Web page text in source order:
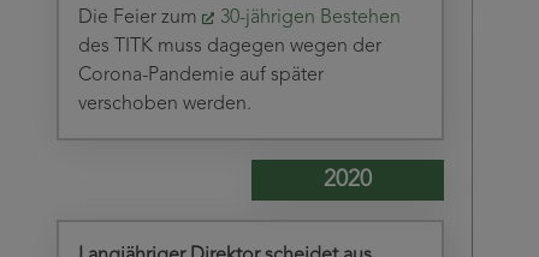
Die Feier zum
30-jährigen Bestehen
des TITK muss dagegen wegen der
Corona-Pandemie auf später
verschoben werden.
2020